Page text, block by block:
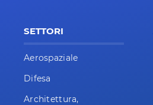
SETTORI
Aerospaziale
Difesa
Architettura,